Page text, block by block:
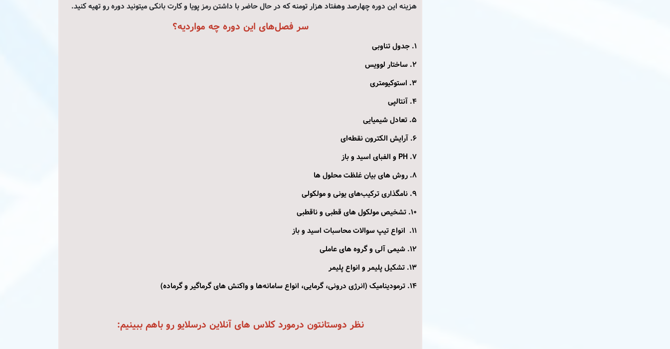
هزینه این دوره چهارصد وهفتاد هزار تومنه که در حال حاضر با داشتن رمز پویا و کارت بانکی میتونید دوره رو تهیه کنید.
سر فصل‌های این دوره چه مواردیه؟
1. جدول تناوبی
2. ساختار لوویس
3. استوکیومتری
4. آنتالپی
5. تعادل شیمیایی
6. آرایش الکترون نقطه‌ای
7. PH و الفبای اسید و باز
8. روش های بیان غلظت محلول ها
9. نامگذاری ترکیب‌های یونی و مولکولی
10. تشخیص مولکول های قطبی و ناقطبی
11. انواع تیپ سوالات محاسبات اسید و باز
12. شیمی آلی و گروه های عاملی
13. تشکیل پلیمر و انواع پلیمر
14. ترمودینامیک (انرژی درونی، گرمایی، انواع سامانه‌ها و واکنش های گرماگیر و گرماده)
نظر دوستانتون درمورد کلاس های آنلاین درسلایو رو باهم ببینیم: